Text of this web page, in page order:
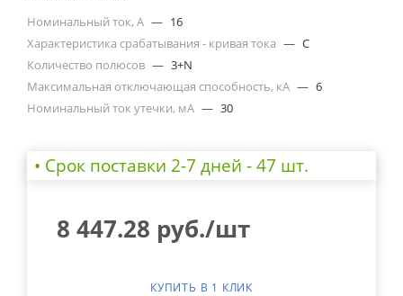
Номинальный ток, А — 16
Характеристика срабатывания - кривая тока — C
Количество полюсов — 3+N
Максимальная отключающая способность, кА — 6
Номинальный ток утечки, мА — 30
• Cрок поставки 2-7 дней - 47 шт.
8 447.28 руб./шт
КУПИТЬ В 1 КЛИК